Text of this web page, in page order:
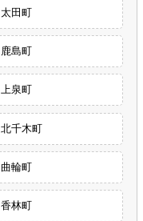
太田町
鹿島町
上泉町
北千木町
曲輪町
香林町